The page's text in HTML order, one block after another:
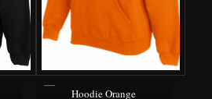
Hoodie Orange